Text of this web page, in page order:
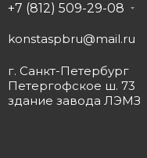
+7 (812) 509-29-08
konstaspbru@mail.ru
г. Санкт-Петербург
Петергофское ш. 73
здание завода ЛЭМЗ